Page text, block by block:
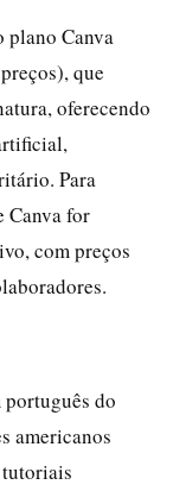
plano Canva
que
oferecendo
Para
Canva for
com preços
do
americanos